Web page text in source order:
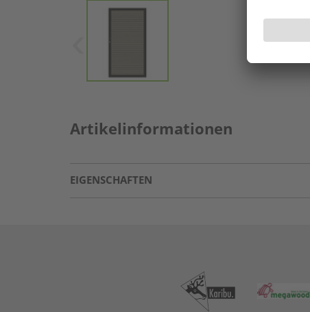
Artikelinformationen
EIGENSCHAFTEN